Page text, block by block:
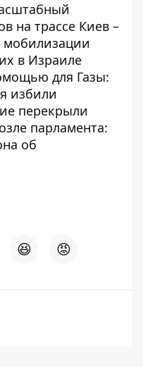
на трассе Киев –
мобилизации
в Израиле
для Газы:
избили
перекрыли
парламента:
об
😆 😡